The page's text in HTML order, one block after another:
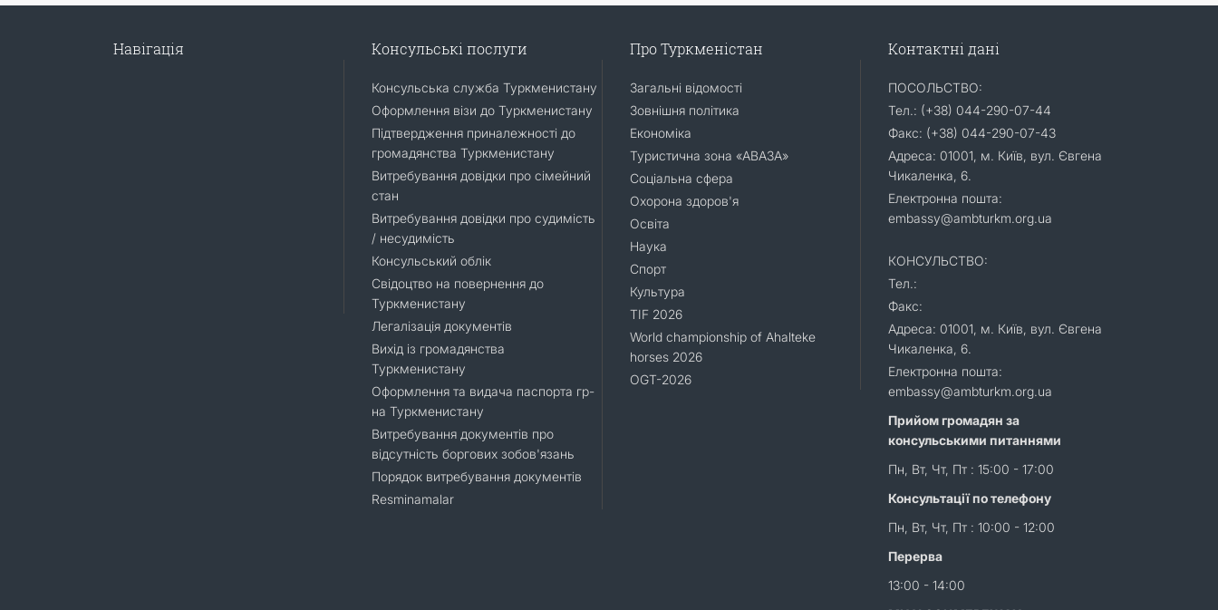
Навігація Консульські послуги
Консульська служба Туркменистану
Оформлення візи до Туркменистану
Підтвердження приналежності до
громадянства Туркменистану
Витребування довідки про сімейний
стан
Витребування довідки про судимість
/ несудимість
Консульський облік
Свідоцтво на повернення до
Туркменистану
Легалізація документів
Вихід із громадянства
Туркменистану
Оформлення та видача паспорта гр-
на Туркменистану
Витребування документів про
відсутність боргових зобов'язань
Порядок витребування документів
Resminamalar
Про Туркменістан
Загальні відомості
Зовнішня політика
Економіка
Туристична зона «АВАЗА»
Соціальна сфера
Охорона здоров'я
Освіта
Наука
Спорт
Культура
TIF 2026
World championship of Ahalteke
horses 2026
OGT-2026
Контактні дані
ПОСОЛЬСТВО:
Тел.: (+38) 044-290-07-44
Факс: (+38) 044-290-07-43
Адреса: 01001, м. Київ, вул. Євгена
Чикаленка, 6.
Електронна пошта:
embassy@ambturkm.org.ua
КОНСУЛЬСТВО:
Тел.:
Факс:
Адреса: 01001, м. Київ, вул. Євгена
Чикаленка, 6.
Електронна пошта:
embassy@ambturkm.org.ua
Прийом громадян за
консульськими питаннями
Пн, Вт, Чт, Пт : 15:00 - 17:00
Консультації по телефону
Пн, Вт, Чт, Пт : 10:00 - 12:00
Перерва
13:00 - 14:00